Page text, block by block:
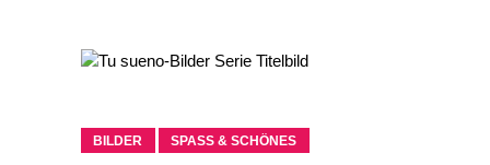
BILDER SPASS & SCHÖNES